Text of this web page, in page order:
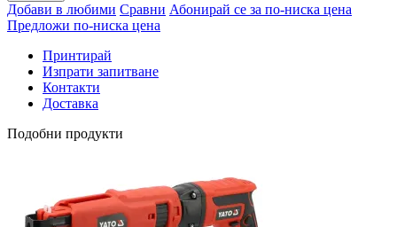
Добави в любими Сравни Абонирай се за по-ниска цена
Предложи по-ниска цена
Принтирай
Изпрати запитване
Контакти
Доставка
Подобни продукти